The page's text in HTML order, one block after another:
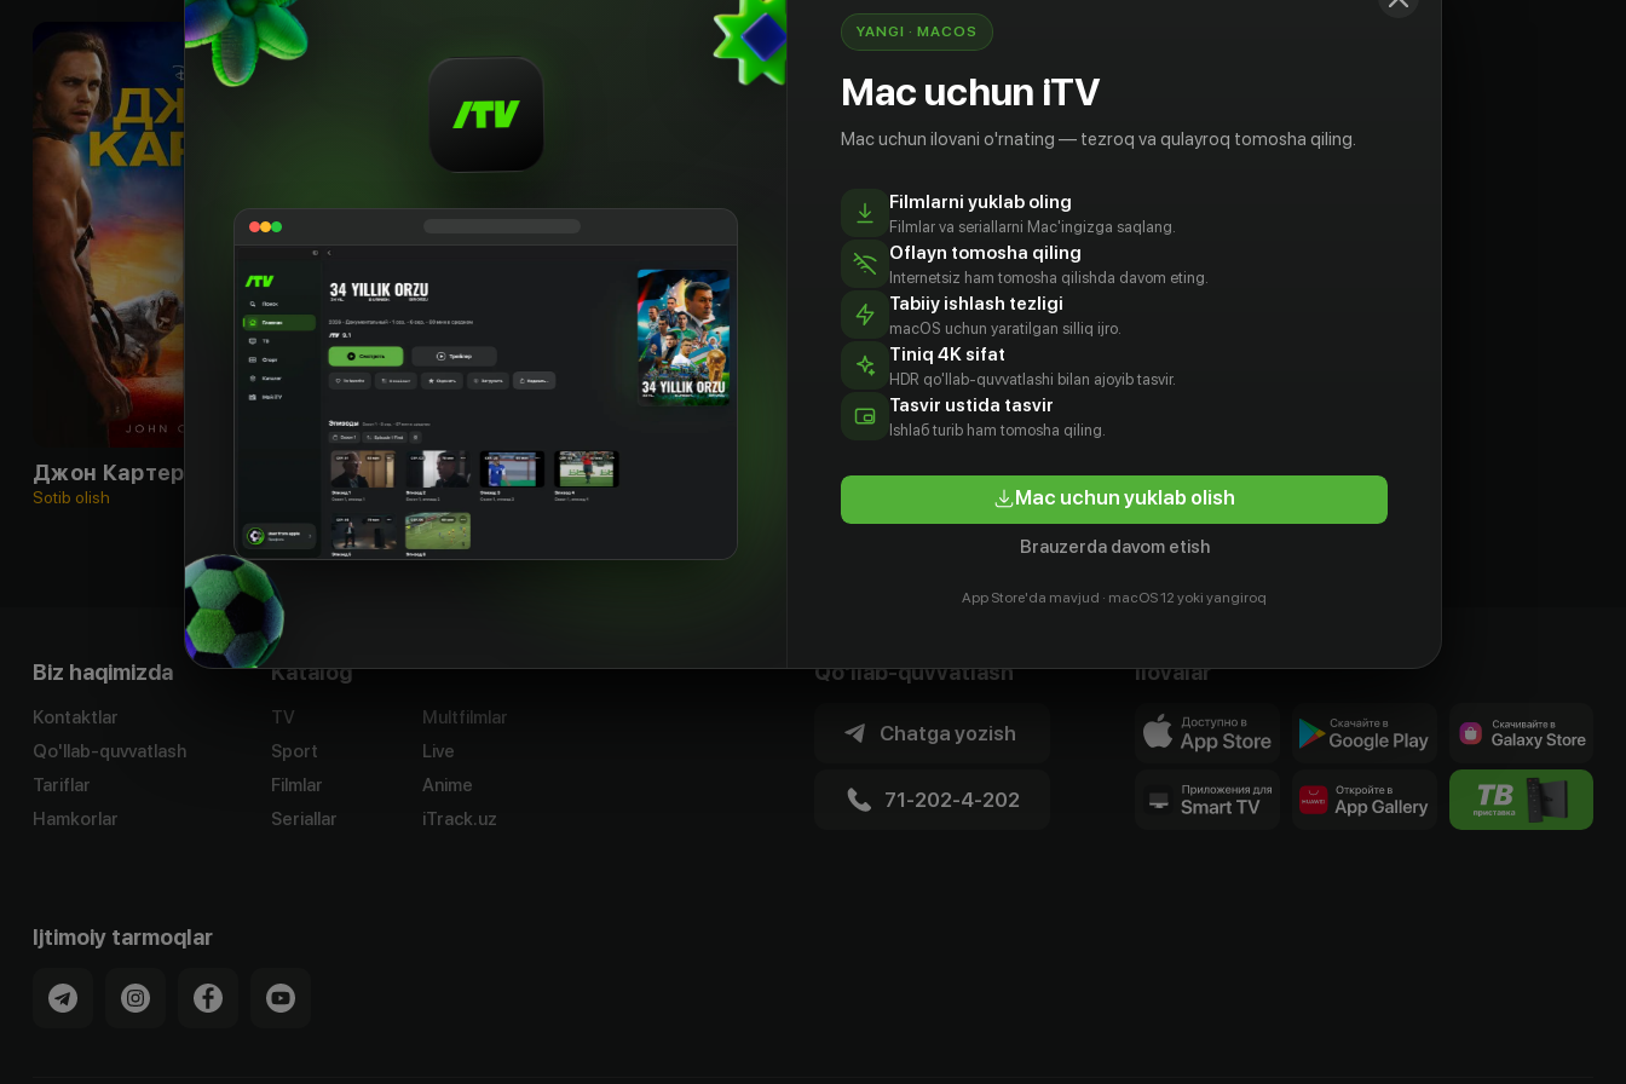
Джон Картер
Sotib olish
Biz haqimizda
Kontaktlar
Qo'llab-quvvatlash
Tariflar
Hamkorlar
Katalog
TV
Sport
Filmlar
Seriallar
Multfilmlar
Live
Anime
iTrack.uz
Qo'llab-quvvatlash
Chatga yozish
71-202-4-202
Ilovalar
Ijtimoiy tarmoqlar
YANGI · MACOS
Mac uchun iTV
Mac uchun ilovani o'rnating — tezroq va qulayroq tomosha qiling.
Filmlarni yuklab oling
Filmlar va seriallarni Mac'ingizga saqlang.
Oflayn tomosha qiling
Internetsiz ham tomosha qilishda davom eting.
Tabiiy ishlash tezligi
macOS uchun yaratilgan silliq ijro.
Tiniq 4K sifat
HDR qo'llab-quvvatlashi bilan ajoyib tasvir.
Tasvir ustida tasvir
Ishlаб turib ham tomosha qiling.
Mac uchun yuklab olish
Brauzerda davom etish
App Store'da mavjud · macOS 12 yoki yangiroq